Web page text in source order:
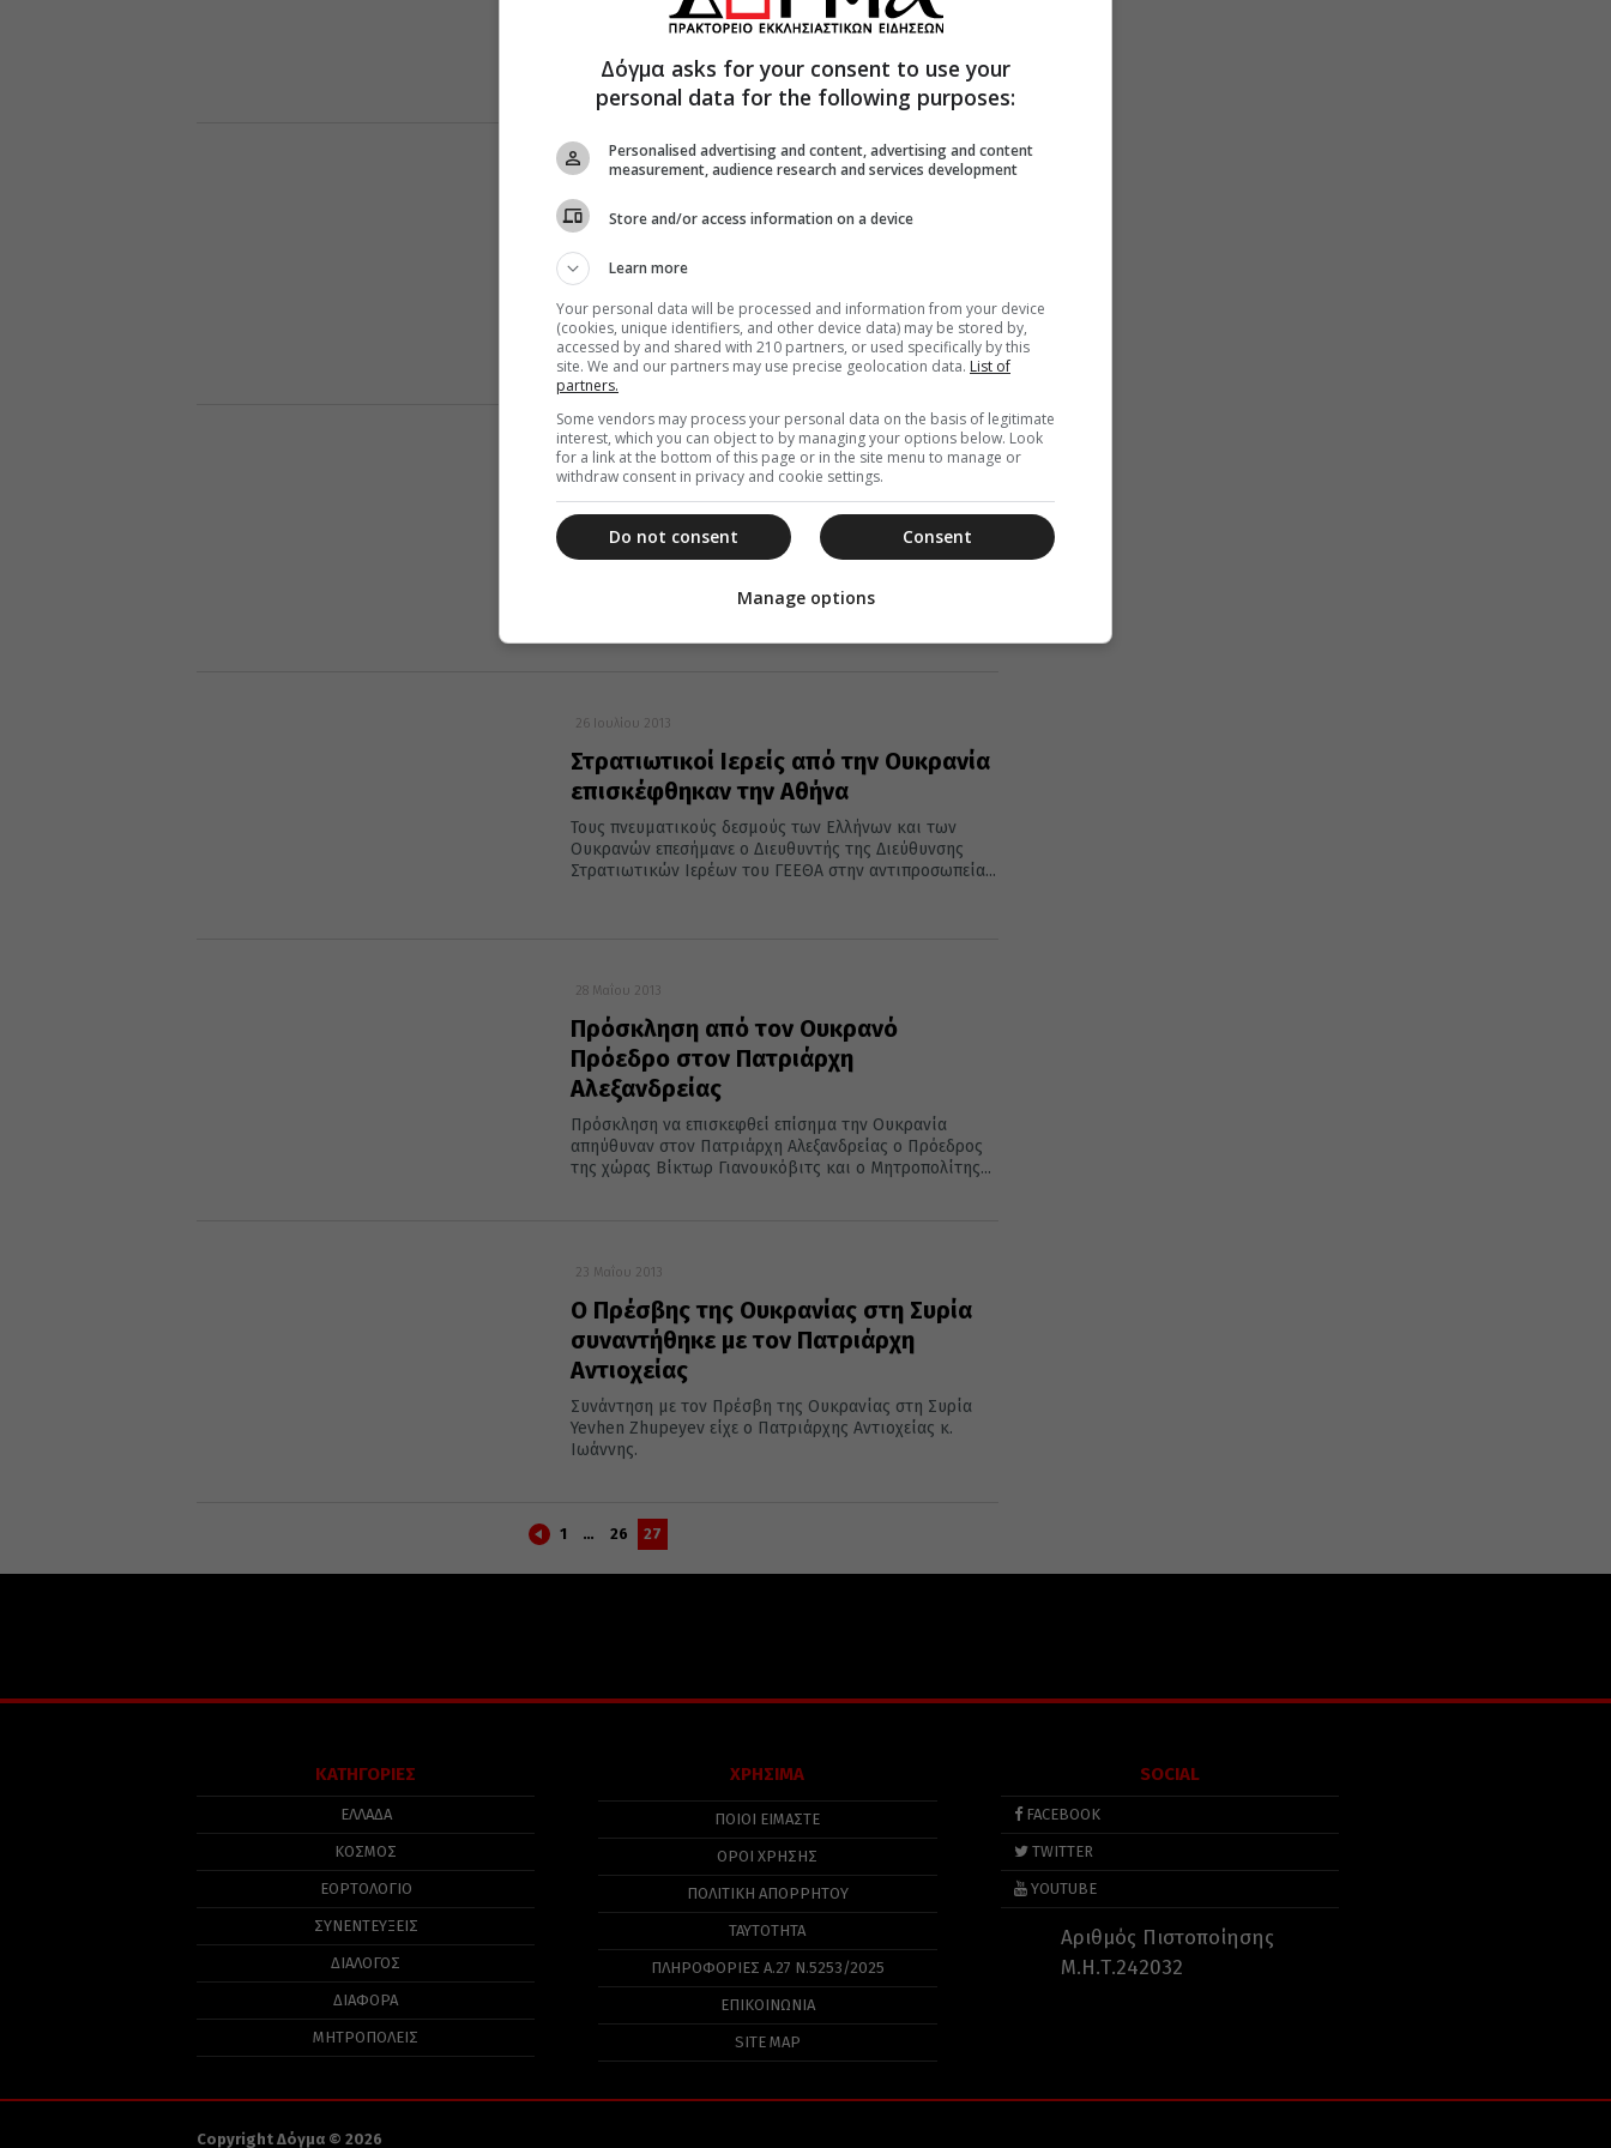
Μια συγκλονιστική πράξη ανθρωπιάς απαθανατίστηκε
Ουκρανία, η οποία προβάλλει έναν τραυματισμένο...
22 Ιανουαρίου 2014
ΟΥΚΡΑΝΙΑ: Κληρικοί με εικόνες μπήκαν
ανάμεσα σε αστυνομικούς και
διαδηλωτές
Η εικόνα μιλά από μόνη της και είναι συγκλονιστική.
Στο Κίεβο όπου μαίνονται οι συγκρούσεις μεταξύ
πολιτών και δυνάμεων...
28 Ιουλίου 2013
ΒΑΡΘΟΛΟΜΑΙΟΣ ΠΡΟΣ ΟΥΚΡΑΝΟΥΣ:
Εμείς είμαστε η Μητέρα Εκκλησία σας
Εθνικές και εθνικιστικές φιλοσοφίες είναι έξω από το
Πατριαρχείο σημειώνει ο κ....
26 Ιουλίου 2013
Στρατιωτικοί Ιερείς από την Ουκρανία
επισκέφθηκαν την Αθήνα
Τους πνευματικούς δεσμούς των Eλλήνων και των
Oυκρανών επεσήμανε ο Διευθυντής της Διεύθυνσης
Στρατιωτικών Ιερέων του ΓΕΕΘΑ στην αντιπροσωπεία...
28 Μαΐου 2013
Πρόσκληση από τον Ουκρανό
Πρόεδρο στον Πατριάρχη
Αλεξανδρείας
Πρόσκληση να επισκεφθεί επίσημα την Ουκρανία
απηύθυναν στον Πατριάρχη Αλεξανδρείας ο Πρόεδρος
της χώρας Βίκτωρ Γιανουκόβιτς και ο Μητροπολίτης...
23 Μαΐου 2013
Ο Πρέσβης της Ουκρανίας στη Συρία
συναντήθηκε με τον Πατριάρχη
Αντιοχείας
Συνάντηση με τον Πρέσβη της Ουκρανίας στη Συρία
Yevhen Zhupeyev είχε ο Πατριάρχης Αντιοχείας κ.
Ιωάννης.
1 … 26 27
ΚΑΤΗΓΟΡΙΕΣ
ΕΛΛΑΔΑ
ΚΟΣΜΟΣ
ΕΟΡΤΟΛΟΓΙΟ
ΣΥΝΕΝΤΕΥΞΕΙΣ
ΔΙΑΛΟΓΟΣ
ΔΙΑΦΟΡΑ
ΜΗΤΡΟΠΟΛΕΙΣ
ΧΡΗΣΙΜΑ
ΠΟΙΟΙ ΕΙΜΑΣΤΕ
ΟΡΟΙ ΧΡΗΣΗΣ
ΠΟΛΙΤΙΚΉ ΑΠΟΡΡΉΤΟΥ
ΤΑΥΤΟΤΗΤΑ
ΠΛΗΡΟΦΟΡΊΕΣ Α.27 Ν.5253/2025
ΕΠΙΚΟΙΝΩΝΙΑ
SITE MAP
SOCIAL
FACEBOOK
TWITTER
YOUTUBE
Αριθμός Πιστοποίησης
Μ.Η.Τ.242032
Copyright Δόγμα © 2026
Δόγμα asks for your consent to use your
personal data for the following purposes:
Personalised advertising and content, advertising and content
measurement, audience research and services development
Store and/or access information on a device
Learn more
Your personal data will be processed and information from your device
(cookies, unique identifiers, and other device data) may be stored by,
accessed by and shared with 210 partners, or used specifically by this
site. We and our partners may use precise geolocation data. List of
partners.
Some vendors may process your personal data on the basis of legitimate
interest, which you can object to by managing your options below. Look
for a link at the bottom of this page or in the site menu to manage or
withdraw consent in privacy and cookie settings.
Consent
Do not consent
Manage options